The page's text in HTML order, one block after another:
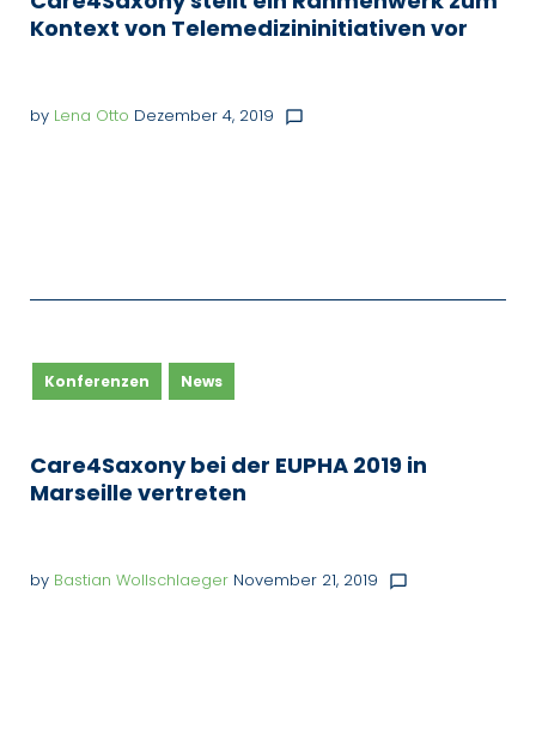
Kontext von Telemedizininitiativen vor
by Lena Otto Dezember 4, 2019 chat_bubble_outline
Konferenzen News
Care4Saxony bei der EUPHA 2019 in
Marseille vertreten
by Bastian Wollschlaeger November 21, 2019 chat_bubble_outline